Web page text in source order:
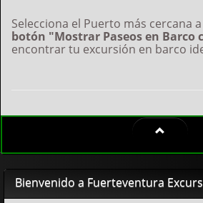
Selecciona el Puerto más cercana
botón "Mostrar Paseos en Barco
encontrar tu excursión en barco
Bienvenido a Fuerteventura